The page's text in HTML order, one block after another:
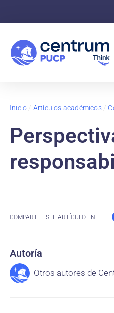
Inicio / Artículos académicos/
COMPARTE ESTE ARTÍCULO EN
Autoría
Otros autores de